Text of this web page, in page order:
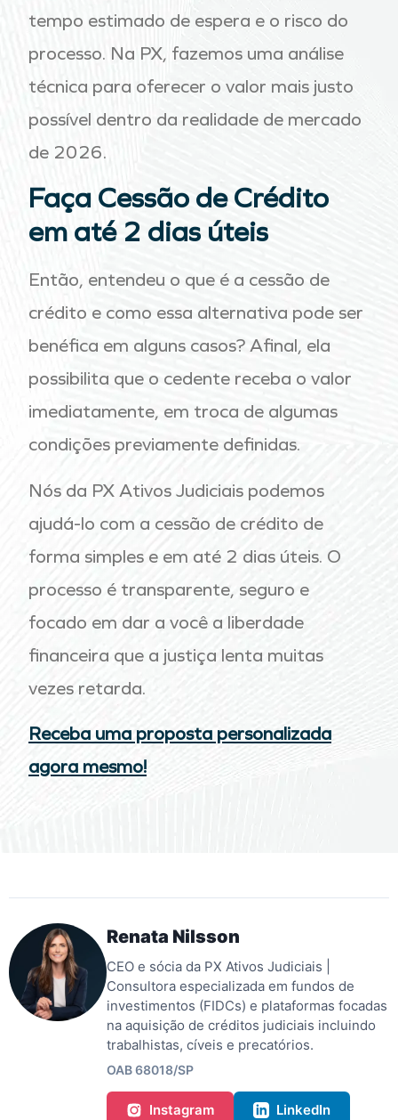
tempo estimado de espera e o risco do
processo. Na PX, fazemos uma análise
técnica para oferecer o valor mais justo
possível dentro da realidade de mercado
de 2026.
Faça Cessão de Crédito
em até 2 dias úteis
Então, entendeu o que é a cessão de
crédito e como essa alternativa pode ser
benéfica em alguns casos? Afinal, ela
possibilita que o cedente receba o valor
imediatamente, em troca de algumas
condições previamente definidas.
Nós da PX Ativos Judiciais podemos
ajudá-lo com a cessão de crédito de
forma simples e em até 2 dias úteis. O
processo é transparente, seguro e
focado em dar a você a liberdade
financeira que a justiça lenta muitas
vezes retarda.
Receba uma proposta personalizada
agora mesmo!
Renata Nilsson
CEO e sócia da PX Ativos Judiciais |
Consultora especializada em fundos de
investimentos (FIDCs) e plataformas focadas
na aquisição de créditos judiciais incluindo
trabalhistas, cíveis e precatórios.
OAB 68018/SP
Instagram LinkedIn